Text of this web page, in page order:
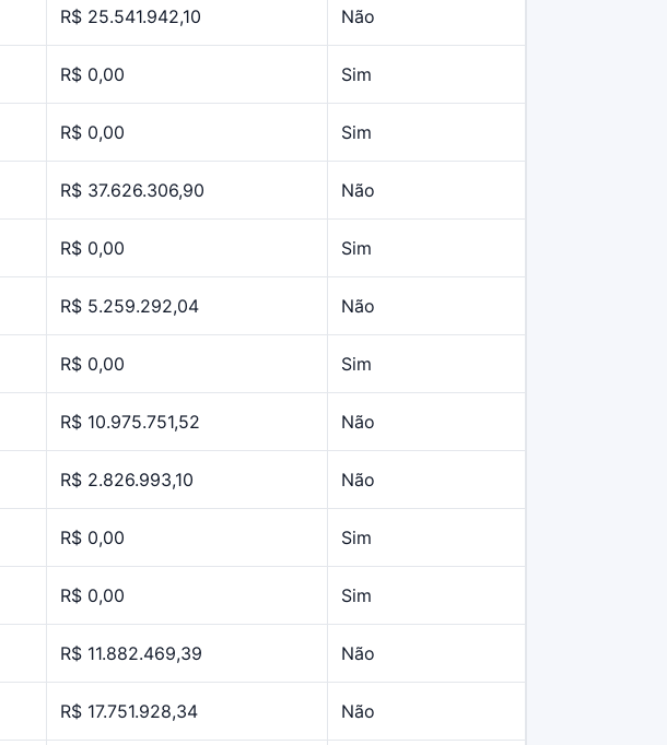
R$ 25.541.942,10 Não
R$ 0,00 Sim
R$ 0,00 Sim
R$ 37.626.306,90 Não
R$ 0,00 Sim
R$ 5.259.292,04 Não
R$ 0,00 Sim
R$ 10.975.751,52 Não
R$ 2.826.993,10 Não
R$ 0,00 Sim
R$ 0,00 Sim
R$ 11.882.469,39 Não
R$ 17.751.928,34 Não